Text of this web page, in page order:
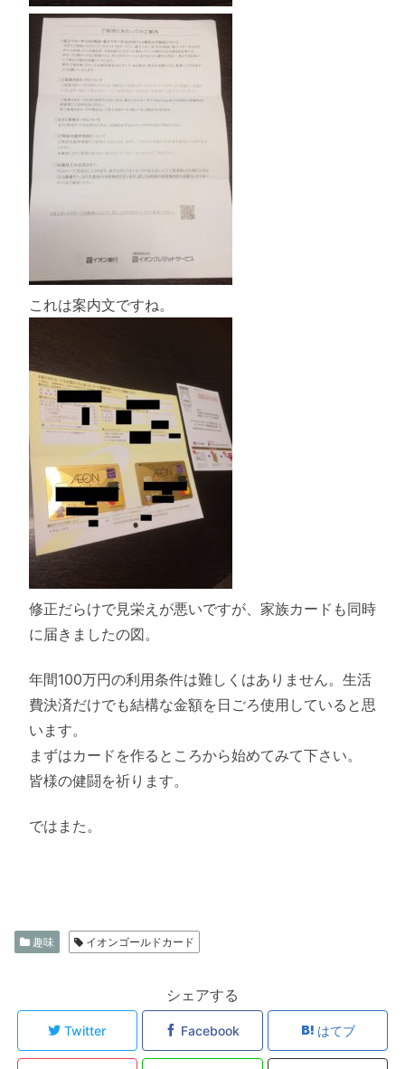
これは案内文ですね。
修正だらけで見栄えが悪いですが、家族カードも同時
に届きましたの図。
年間100万円の利用条件は難しくはありません。生活
費決済だけでも結構な金額を日ごろ使用していると思
います。
まずはカードを作るところから始めてみて下さい。
皆様の健闘を祈ります。
ではまた。
趣味 イオンゴールドカード
シェアする
Twitter Facebook はてブ